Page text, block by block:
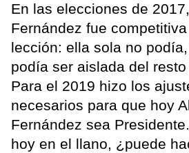
En las elecciones de
Fernández fue
lección: ella sola no
podía ser aislada del
Para el 2019 hizo los
necesarios para que hoy
Fernández sea
hoy en el llano, ¿puede